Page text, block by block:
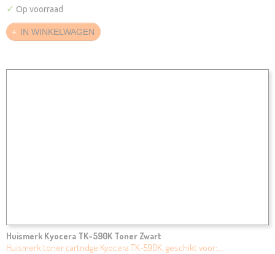
✓ Op voorraad
IN WINKELWAGEN
Huismerk Kyocera TK-590K Toner Zwart
Huismerk toner cartridge Kyocera TK-590K, geschikt voor:…